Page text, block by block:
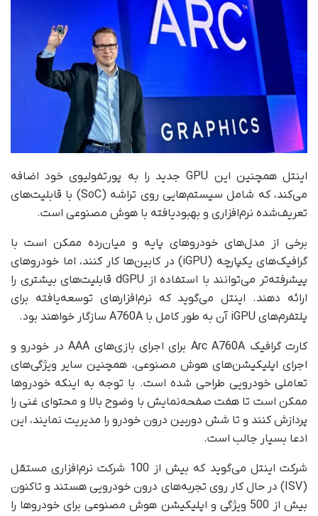
اینتل همچنین این GPU جدید را به پورتفولیوی خود اضافه
می‌کند، که شامل سیستم‌هایی روی تراشه (SoC) با قابلیت‌های
تعریف‌شده نرم‌افزاری و بهبودیافته با هوش مصنوعی است.
برخی از مدل‌های خودروهای پایه و میان‌رده ممکن است با
گرافیک‌های یکپارچه (iGPU) در کابین‌ها کار کنند، اما خودروهای
پیشرفته‌تر می‌توانند با استفاده از dGPU قابلیت‌های بیشتری را
ارائه دهند. اینتل می‌گوید که نرم‌افزارهای توسعه‌یافته برای
پلتفرم‌های iGPU آن به‌ طور کامل با A760A سازگار خواهند بود.
کارت گرافیک Arc A760A برای اجرای بازی‌های AAA در خودرو و
اجرای اپلیکیشن‌های هوش مصنوعی، همچنین سایر ویژگی‌های
تعاملی خودرویی طراحی شده است. با توجه به اینکه خودروها
ممکن است تا هفت صفحه‌نمایش با وضوح بالا و محتوای غنی را
پردازش کنند و تا شش دوربین درون خودرو را مدیریت نمایند، این
ادعا بسیار جالب است.
شرکت اینتل می‌گوید که بیش از 100 شرکت نرم‌افزاری مستقل
(ISV) در حال کار روی تجربه‌های درون خودرویی هستند و تاکنون
بیش از 500 ویژگی و اپلیکیشن هوش مصنوعی برای خودروها را